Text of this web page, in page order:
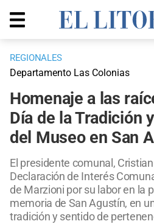
REGIONALES
Departamento Las Colonias
Homenaje a las
Día de la Tradición
del Museo en San
El presidente comunal,
Declaración de Interés
de Marzioni por su labor en la
memoria de San Agustín, en
tradición y sentido de